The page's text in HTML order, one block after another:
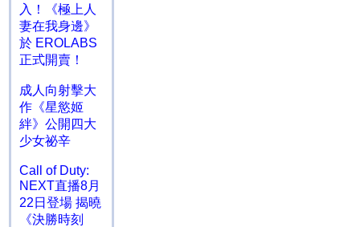
入！《極上人
妻在我身邊》
於 EROLABS
正式開賣！
成人向射擊大
作《星慾姬
絆》公開四大
少女祕辛
Call of Duty:
NEXT直播8月
22日登場 揭曉
《決勝時刻